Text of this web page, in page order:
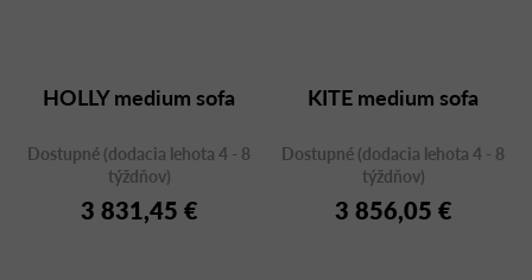
HOLLY medium sofa
Dostupné (dodacia lehota 4 - 8
týždňov)
3 831,45 €
KITE medium sofa
Dostupné (dodacia lehota 4 - 8
týždňov)
3 856,05 €